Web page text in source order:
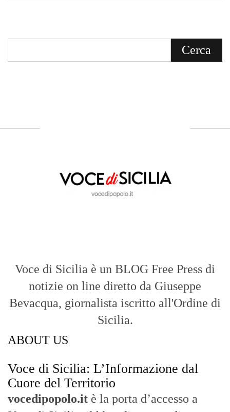
Voce di Sicilia è un BLOG Free Press di
notizie on line diretto da Giuseppe
Bevacqua, giornalista iscritto all'Ordine di
Sicilia.
ABOUT US
Voce di Sicilia: L’Informazione dal
Cuore del Territorio
vocedipopolo.it è la porta d’accesso a